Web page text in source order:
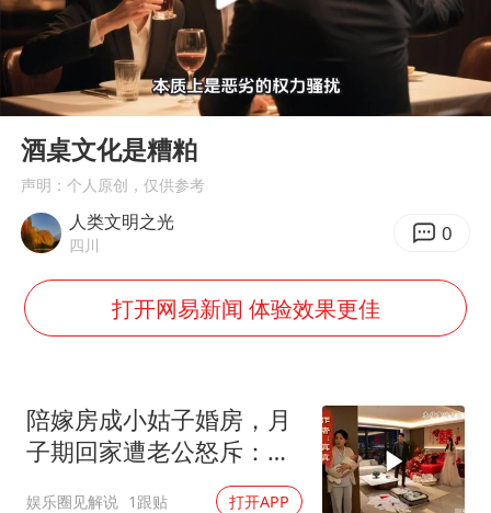
80后女柜员逆袭成4200亿银行副行长
感觉全东北都在等7号
扎哈罗娃批广岛市长不提美国原子弹
金饰克价大幅跳涨
泰国一女公务员妆容引争议 本人回应
多地要求领导干部带头休假
中国五箭齐发反制美国
中国经济展现强大韧性和活力
Play
00:00 07:29
酒桌文化是糟粕
声明：个人原创，仅供参考
人类文明之光
四川 0
打开网易新闻 体验效果更佳
陪嫁房成小姑子婚房，月
子期回家遭老公怒斥：带
娱乐圈见解说 1跟贴 打开APP